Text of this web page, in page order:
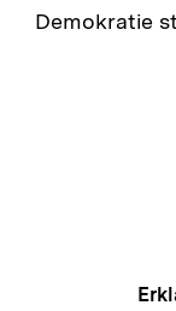
Zur
Demokratie